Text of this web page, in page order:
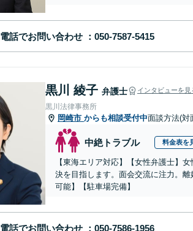
電話でお問い合わせ
黒川 綾子 弁護士 インタビューを見
黒川法律事務所
岡崎市 からも相談受付中面談方法(対
中絶トラブル 料金表を
【東海エリア対応】【女性弁護士】
決を目指します。面会交流に注力。
可能】【駐車場完備】
電話でお問い合わせ